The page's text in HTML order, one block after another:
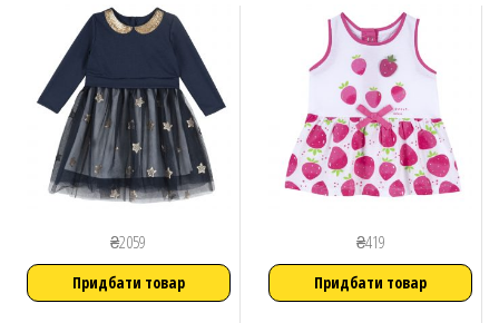
₴2059
Придбати товар
₴419
Придбати товар